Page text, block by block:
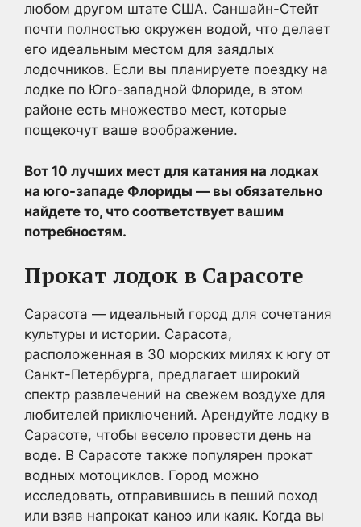
любом другом штате США. Саншайн-Стейт
почти полностью окружен водой, что делает
его идеальным местом для заядлых
лодочников. Если вы планируете поездку на
лодке по Юго-западной Флориде, в этом
районе есть множество мест, которые
пощекочут ваше воображение.
Вот 10 лучших мест для катания на лодках
на юго-западе Флориды — вы обязательно
найдете то, что соответствует вашим
потребностям.
Прокат лодок в Сарасоте
Сарасота — идеальный город для сочетания
культуры и истории. Сарасота,
расположенная в 30 морских милях к югу от
Санкт-Петербурга, предлагает широкий
спектр развлечений на свежем воздухе для
любителей приключений. Арендуйте лодку в
Сарасоте, чтобы весело провести день на
воде. В Сарасоте также популярен прокат
водных мотоциклов. Город можно
исследовать, отправившись в пеший поход
или взяв напрокат каноэ или каяк. Когда вы